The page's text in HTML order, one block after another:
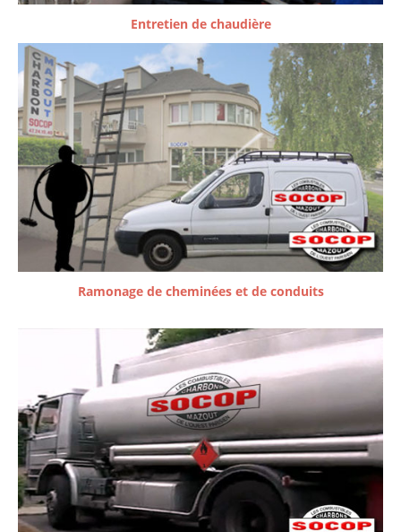
Entretien de chaudière
Ramonage de cheminées et de conduits